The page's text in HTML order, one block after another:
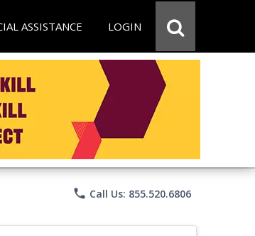
ASSISTANCE LOGIN
phone Call Us: 855.520.6806